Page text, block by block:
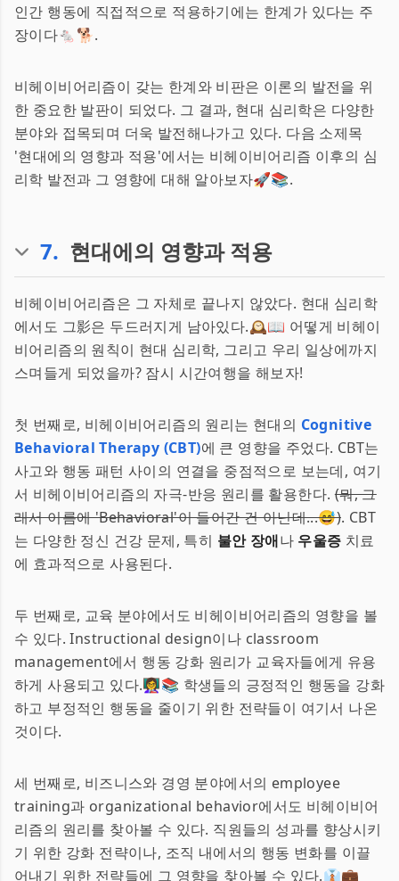
인간 행동에 직접적으로 적용하기에는 한계가 있다는 주
장이다🐁🐕.
비헤이비어리즘이 갖는 한계와 비판은 이론의 발전을 위
한 중요한 발판이 되었다. 그 결과, 현대 심리학은 다양한
분야와 접목되며 더욱 발전해나가고 있다. 다음 소제목
'현대에의 영향과 적용'에서는 비헤이비어리즘 이후의 심
리학 발전과 그 영향에 대해 알아보자🚀📚.
7. 현대에의 영향과 적용
비헤이비어리즘은 그 자체로 끝나지 않았다. 현대 심리학
에서도 그影은 두드러지게 남아있다.🕰️📖 어떻게 비헤이
비어리즘의 원칙이 현대 심리학, 그리고 우리 일상에까지
스며들게 되었을까? 잠시 시간여행을 해보자!
첫 번째로, 비헤이비어리즘의 원리는 현대의 Cognitive
Behavioral Therapy (CBT)에 큰 영향을 주었다. CBT는
사고와 행동 패턴 사이의 연결을 중점적으로 보는데, 여기
서 비헤이비어리즘의 자극-반응 원리를 활용한다.(뭐, 그
래서 이름에 'Behavioral'이 들어간 건 아닌데...😅). CBT
는 다양한 정신 건강 문제, 특히 불안 장애나 우울증 치료
에 효과적으로 사용된다.
두 번째로, 교육 분야에서도 비헤이비어리즘의 영향을 볼
수 있다. Instructional design이나 classroom
management에서 행동 강화 원리가 교육자들에게 유용
하게 사용되고 있다.👩‍🏫📚 학생들의 긍정적인 행동을 강화
하고 부정적인 행동을 줄이기 위한 전략들이 여기서 나온
것이다.
세 번째로, 비즈니스와 경영 분야에서의 employee
training과 organizational behavior에서도 비헤이비어
리즘의 원리를 찾아볼 수 있다. 직원들의 성과를 향상시키
기 위한 강화 전략이나, 조직 내에서의 행동 변화를 이끌
어내기 위한 전략들에 그 영향을 찾아볼 수 있다.👔💼